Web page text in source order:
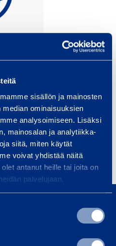
sisällön ja mainosten
ominaisuuksien
analysoimiseen. Lisäksi
mainosalan ja analytiikka-
siitä, miten käytät
voivat yhdistää näitä
antanut heille tai joita on
palvelujaan.
24 h